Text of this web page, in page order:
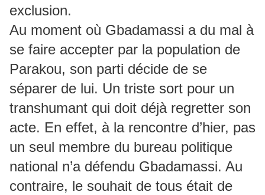
exclusion.
Au moment où Gbadamassi a du mal à
se faire accepter par la population de
Parakou, son parti décide de se
séparer de lui. Un triste sort pour un
transhumant qui doit déjà regretter son
acte. En effet, à la rencontre d’hier, pas
un seul membre du bureau politique
national n’a défendu Gbadamassi. Au
contraire, le souhait de tous était de